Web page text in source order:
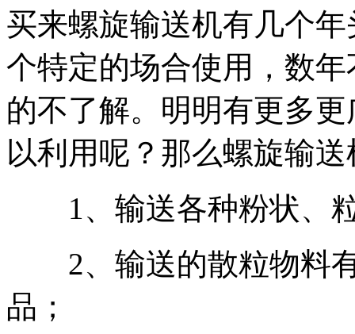
买来螺旋输送机有几个
个特定的场合使用，数
的不了解。明明有更多
以利用呢？那么螺旋输
1、输送各种粉状、
2、输送的散粒物料有
品；